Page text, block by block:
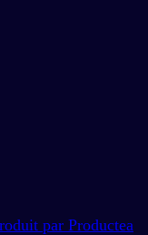
par Productea